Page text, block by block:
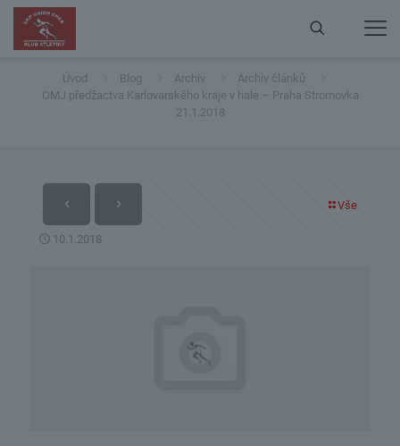
OMJ předžactva Karlovarského kraje v hale – Praha
Úvod Blog Archiv
Archiv článků
OMJ předžactva Karlovarského kraje v hale – Praha Stromovka
21.1.2018
Vše
10.1.2018